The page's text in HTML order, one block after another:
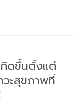
กิดขึ้นตั้งแต่
วะสุขภาพที่